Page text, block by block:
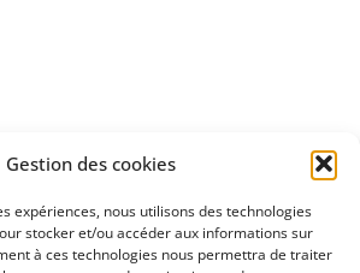
Gestion des cookies
expériences, nous utilisons des technologies
stocker et/ou accéder aux informations sur
à ces technologies nous permettra de traiter
Découvrez